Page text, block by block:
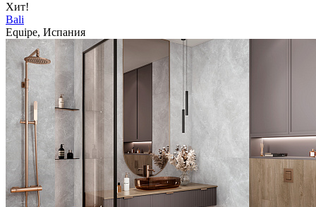
Хит!
Bali
Equipe, Испания